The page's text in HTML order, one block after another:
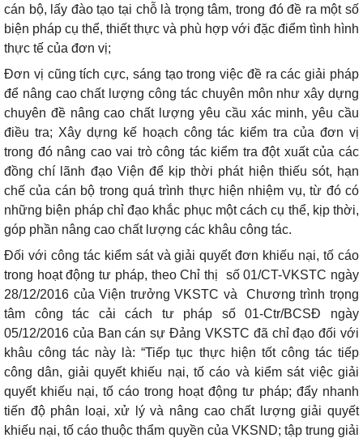
cán bộ, lấy đào tạo tại chỗ là trọng tâm, trong đó đề ra một số
biện pháp cụ thể, thiết thực và phù hợp với đặc điểm tình hình
thực tế của đơn vị;
Đơn vị cũng tích cực, sáng tạo trong việc đề ra các giải pháp
để nâng cao chất lượng công tác chuyên môn như xây dựng
chuyên đề nâng cao chất lượng yêu cầu xác minh, yêu cầu
điều tra; Xây dựng kế hoạch công tác kiểm tra của đơn vị
trong đó nâng cao vai trò công tác kiểm tra đột xuất của các
đồng chí lãnh đạo Viện để kịp thời phát hiện thiếu sót, hạn
chế của cán bộ trong quá trình thực hiện nhiệm vụ, từ đó có
những biện pháp chỉ đạo khắc phục một cách cụ thể, kịp thời,
góp phần nâng cao chất lượng các khâu công tác.
Đối với công tác kiểm sát và giải quyết đơn khiếu nại, tố cáo
trong hoạt động tư pháp, theo Chỉ thị
số 01/CT-VKSTC ngày
28/12/2016 của Viện trưởng VKSTC và
Chương trình trọng
tâm công tác cải cách tư pháp số 01-Ctr/BCSĐ ngày
05/12/2016 của Ban cán sự Đảng VKSTC đã chỉ đạo đối với
khâu công tác này là: “Tiếp tục thực hiện tốt công tác tiếp
công dân, giải quyết khiếu nại, tố cáo và kiểm sát việc giải
quyết khiếu nại, tố cáo trong hoạt động tư pháp; đẩy nhanh
tiến độ phân loại, xử lý và nâng cao chất lượng giải quyết
khiếu nại, tố cáo thuộc thẩm quyền của VKSND; tập trung giải